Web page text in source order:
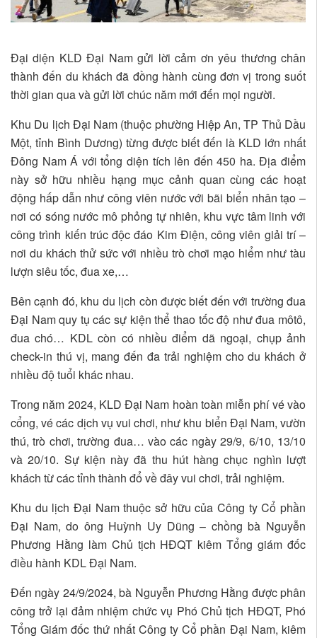
Đại diện KLD Đại Nam gửi lời cảm ơn yêu thương chân
thành đến du khách đã đồng hành cùng đơn vị trong suốt
thời gian qua và gửi lời chúc năm mới đến mọi người.
Khu Du lịch Đại Nam (thuộc phường Hiệp An, TP Thủ Dầu
Một, tỉnh Bình Dương) từng được biết đến là KLD lớn nhất
Đông Nam Á với tổng diện tích lên đến 450 ha. Địa điểm
này sở hữu nhiều hạng mục cảnh quan cùng các hoạt
động hấp dẫn như công viên nước với bãi biển nhân tạo –
nơi có sóng nước mô phỏng tự nhiên, khu vực tâm linh với
công trình kiến trúc độc đáo Kim Điện, công viên giải trí –
nơi du khách thử sức với nhiều trò chơi mạo hiểm như tàu
lượn siêu tốc, đua xe,…
Bên cạnh đó, khu du lịch còn được biết đến với trường đua
Đại Nam quy tụ các sự kiện thể thao tốc độ như đua môtô,
đua chó… KDL còn có nhiều điểm dã ngoại, chụp ảnh
check-in thú vị, mang đến đa trải nghiệm cho du khách ở
nhiều độ tuổi khác nhau.
Trong năm 2024, KLD Đại Nam hoàn toàn miễn phí vé vào
cổng, vé các dịch vụ vui chơi, như khu biển Đại Nam, vườn
thú, trò chơi, trường đua… vào các ngày 29/9, 6/10, 13/10
và 20/10. Sự kiện này đã thu hút hàng chục nghìn lượt
khách từ các tỉnh thành đổ về đây vui chơi, trải nghiệm.
Khu du lịch Đại Nam thuộc sở hữu của Công ty Cổ phần
Đại Nam, do ông Huỳnh Uy Dũng – chồng bà Nguyễn
Phương Hằng làm Chủ tịch HĐQT kiêm Tổng giám đốc
điều hành KDL Đại Nam.
Đến ngày 24/9/2024, bà Nguyễn Phương Hằng được phân
công trở lại đảm nhiệm chức vụ Phó Chủ tịch HĐQT, Phó
Tổng Giám đốc thứ nhất Công ty Cổ phần Đại Nam, kiêm